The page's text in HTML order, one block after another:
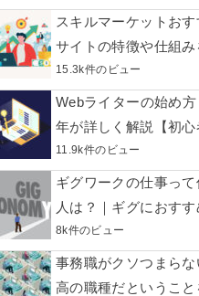
スキルマーケットお
サイトの特徴や仕組み
15.3k件のビュー
Webライターの始め
年が詳しく解説【初心
11.9k件のビュー
ギグワークの仕事っ
人は？｜ギグにおす
8k件のビュー
事務職がクソつまら
高の職種だということ